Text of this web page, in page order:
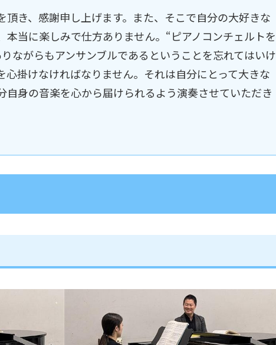
頂き、感謝申し上げます。また、そこで自分の大好きな
当に楽しみで仕方ありません。“ピアノコンチェルトを
ながらもアンサンブルであるということを忘れてはいけ
掛けなければなりません。それは自分にとって大きな
自身の音楽を心から届けられるよう演奏させていただき